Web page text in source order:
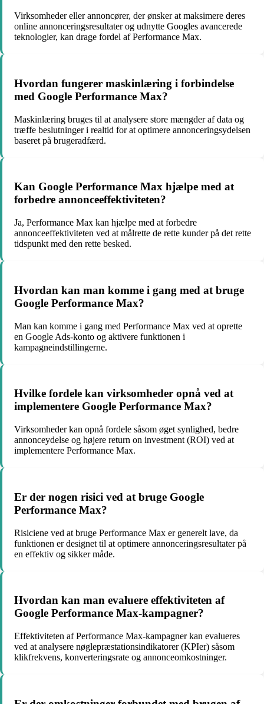
Virksomheder eller annoncører, der ønsker at maksimere deres
online annonceringsresultater og udnytte Googles avancerede
teknologier, kan drage fordel af Performance Max.
Hvordan fungerer maskinlæring i forbindelse
med Google Performance Max?
Maskinlæring bruges til at analysere store mængder af data og
træffe beslutninger i realtid for at optimere annonceringsydelsen
baseret på brugeradfærd.
Kan Google Performance Max hjælpe med at
forbedre annonceeffektiviteten?
Ja, Performance Max kan hjælpe med at forbedre
annonceeffektiviteten ved at målrette de rette kunder på det rette
tidspunkt med den rette besked.
Hvordan kan man komme i gang med at bruge
Google Performance Max?
Man kan komme i gang med Performance Max ved at oprette
en Google Ads-konto og aktivere funktionen i
kampagneindstillingerne.
Hvilke fordele kan virksomheder opnå ved at
implementere Google Performance Max?
Virksomheder kan opnå fordele såsom øget synlighed, bedre
annonceydelse og højere return on investment (ROI) ved at
implementere Performance Max.
Er der nogen risici ved at bruge Google
Performance Max?
Risiciene ved at bruge Performance Max er generelt lave, da
funktionen er designet til at optimere annonceringsresultater på
en effektiv og sikker måde.
Hvordan kan man evaluere effektiviteten af
Google Performance Max-kampagner?
Effektiviteten af Performance Max-kampagner kan evalueres
ved at analysere nøglepræstationsindikatorer (KPIer) såsom
klikfrekvens, konverteringsrate og annonceomkostninger.